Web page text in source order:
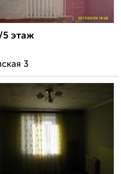
5 этаж
3